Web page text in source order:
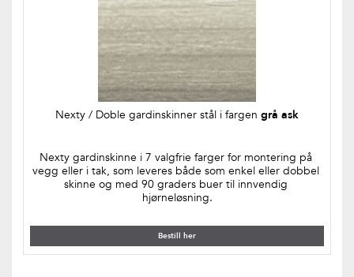
Nexty / Doble gardinskinner stål i fargen grå ask
Nexty gardinskinne i 7 valgfrie farger for montering på
vegg eller i tak, som leveres både som enkel eller dobbel
skinne og med 90 graders buer til innvendig
hjørneløsning.
Bestill her